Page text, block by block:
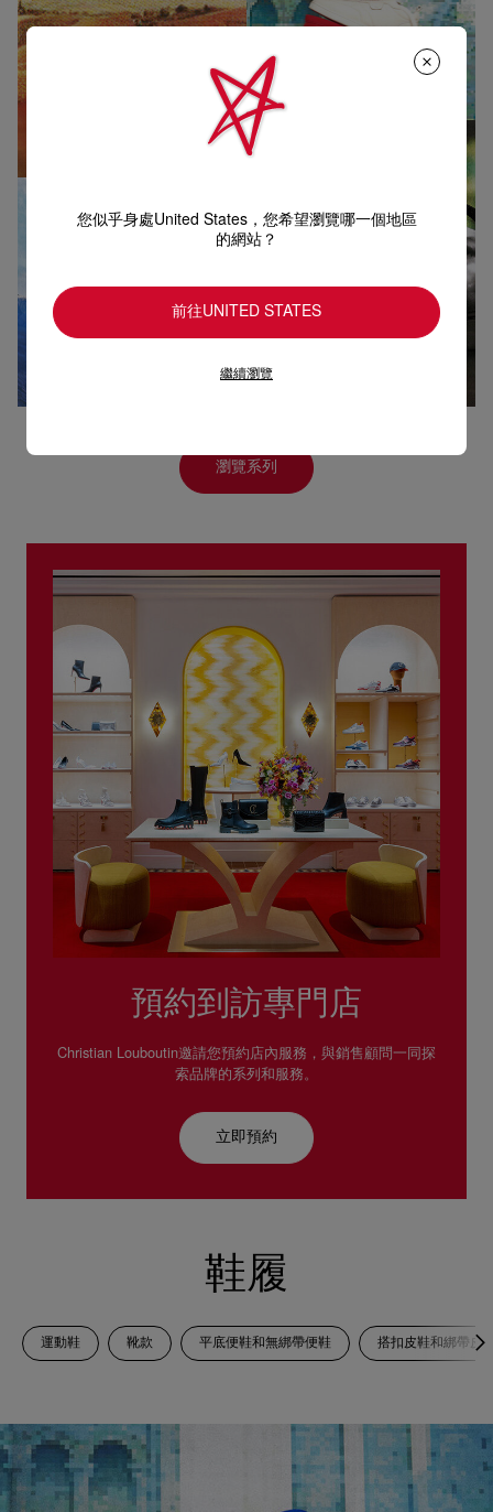
瀏覽系列
預約到訪專門店
Christian Louboutin邀請您預約店內服務，與銷售顧問一同探
索品牌的系列和服務。
立即預約
鞋履
運動鞋 靴款 平底便鞋和無綁帶便鞋 搭扣皮鞋和綁帶皮
您似乎身處United States，您希望瀏覽哪一個地區
的網站？
前往UNITED STATES
繼續瀏覽